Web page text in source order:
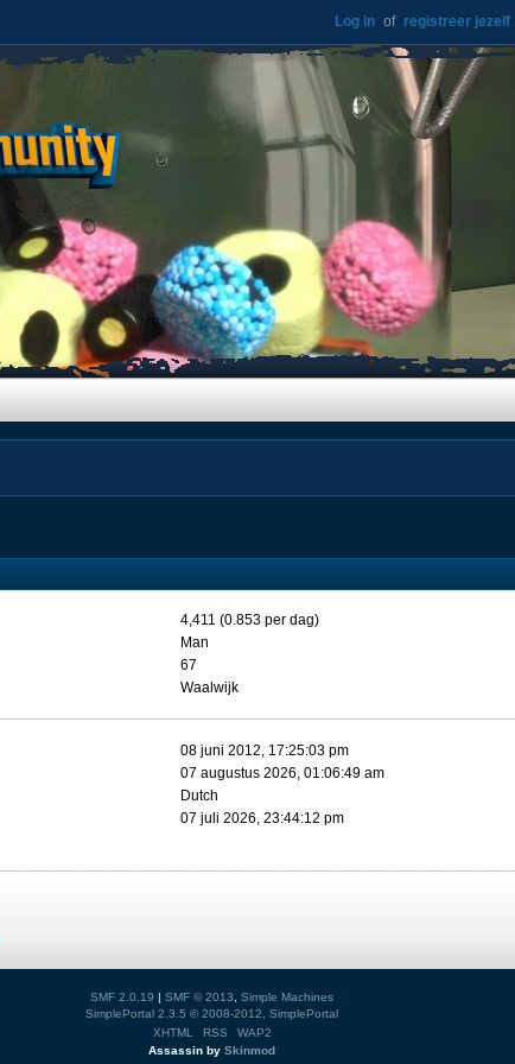
Log in of registreer jezelf
4,411 (0.853 per dag)
Man
67
Waalwijk
08 juni 2012, 17:25:03 pm
07 augustus 2026, 01:06:49 am
Dutch
07 juli 2026, 23:44:12 pm
SMF 2.0.19 | SMF © 2013
Simple Machines
SimplePortal 2.3.5 © 2008-2012, SimplePortal
XHTML
RSS
WAP2
Assassin by Skinmod